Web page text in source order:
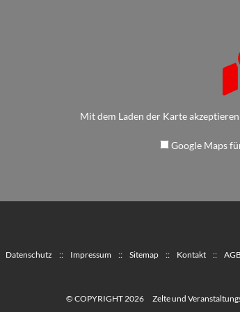
Mit dem Laden der Karte akzeptieren
Google Maps
Datenschutz :: Impressum :: Sitemap :: Kontakt ::
© COPYRIGHT 2026 Zelte und